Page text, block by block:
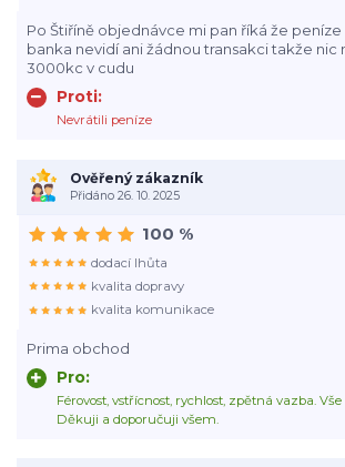
Po Štiříně objednávce mi pan říká že peníze
banka nevidí ani žádnou transakci takže nic
3000kc v cudu
Proti:
Nevrátili peníze
Ověřený zákazník
Přidáno 26. 10. 2025
Prima obchod
Pro:
Férovost, vstřícnost, rychlost, zpětná vazba.
Děkuji a doporučuji všem.
100 %
dodací lhůta
kvalita dopravy
kvalita komunikace